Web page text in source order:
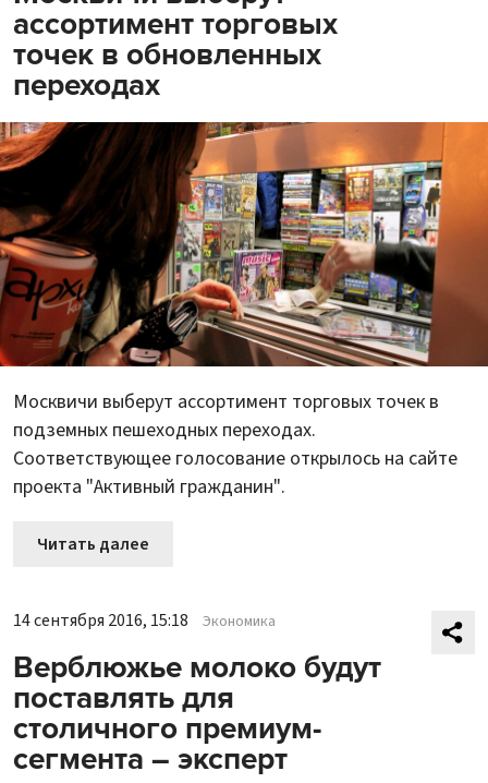
ассортимент торговых
точек в обновленных
переходах
Москвичи выберут ассортимент торговых точек в
подземных пешеходных переходах.
Соответствующее голосование открылось на сайте
проекта "Активный гражданин".
Читать далее
14 сентября 2016, 15:18 Экономика
Верблюжье молоко будут
поставлять для
столичного премиум-
сегмента – эксперт